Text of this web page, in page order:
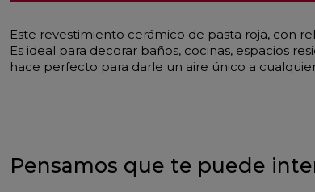
Este revestimiento cerámico de pasta roja, con
Es ideal para decorar baños, cocinas, espacios
hace perfecto para darle un aire único a
Pensamos que te puede